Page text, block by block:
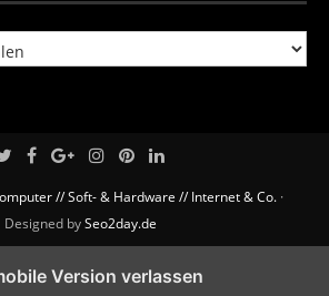
// Soft- & Hardware // Internet & Co.·
Designed bySeo2day.de
Version verlassen